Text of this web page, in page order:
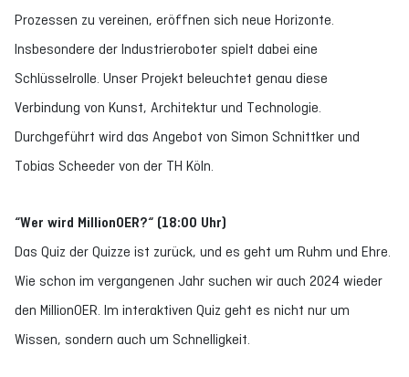
Prozessen zu vereinen, eröffnen sich neue Horizonte.
Insbesondere der Industrieroboter spielt dabei eine
Schlüsselrolle. Unser Projekt beleuchtet genau diese
Verbindung von Kunst, Architektur und Technologie.
Durchgeführt wird das Angebot von Simon Schnittker und
Tobias Scheeder von der TH Köln.
“Wer wird MillionOER?“ (18:00 Uhr)
Das Quiz der Quizze ist zurück, und es geht um Ruhm und Ehre.
Wie schon im vergangenen Jahr suchen wir auch 2024 wieder
den MillionOER. Im interaktiven Quiz geht es nicht nur um
Wissen, sondern auch um Schnelligkeit.